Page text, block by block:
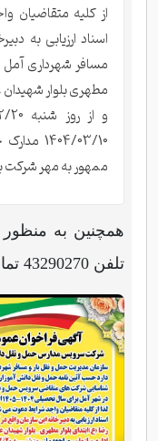
از کلیه
اسناد ارزیابی به
مسافر شهرداری آمل
مطهری بلوار شهیدان
1404/
ممهور به مهر شرکت
همچنین به
تلفن 43290270 تماس حاصل فرمایید.